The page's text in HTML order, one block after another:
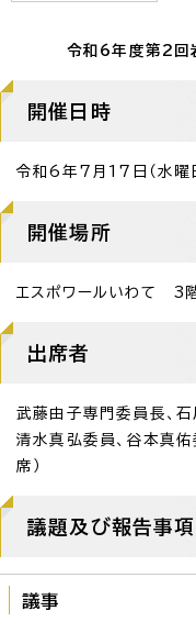
令和6年度第2回
開催日時
令和6年7月17日（水
開催場所
エスポワールいわて 3
出席者
武藤由子専門委員長、石
清水真弘委員、谷本真
席）
議題及び報告事項
議事